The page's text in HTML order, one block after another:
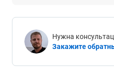
Нужна
Закажите